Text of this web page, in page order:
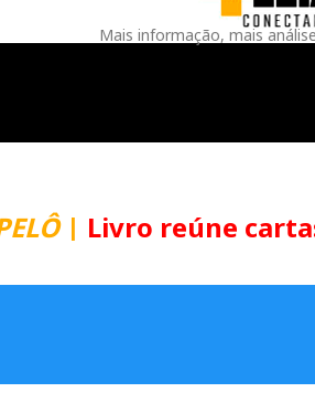
Mais informação, mais
| Livro reúne